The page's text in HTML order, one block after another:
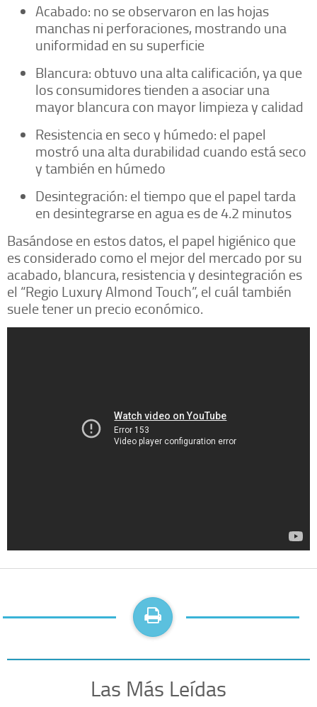
Acabado: no se observaron en las hojas
manchas ni perforaciones, mostrando una
uniformidad en su superficie
Blancura: obtuvo una alta calificación, ya que
los consumidores tienden a asociar una
mayor blancura con mayor limpieza y calidad
Resistencia en seco y húmedo: el papel
mostró una alta durabilidad cuando está seco
y también en húmedo
Desintegración: el tiempo que el papel tarda
en desintegrarse en agua es de 4.2 minutos
Basándose en estos datos, el papel higiénico que
es considerado como el mejor del mercado por su
acabado, blancura, resistencia y desintegración es
el “Regio Luxury Almond Touch”, el cuál también
suele tener un precio económico.
Las Más Leídas